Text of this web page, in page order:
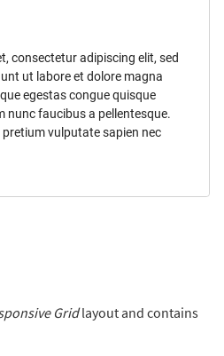
consectetur adipiscing elit, sed
ut labore et dolore magna
egestas congue quisque
nunc faucibus a pellentesque.
pretium vulputate sapien nec
Gridlayout and contains